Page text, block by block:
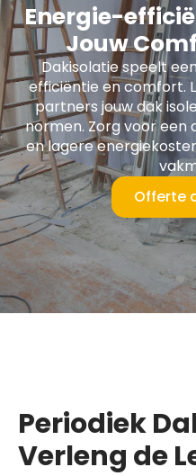
Energie-
Jouw
Dakisolatie speelt
efficiëntie en comfort.
partners jouw dak
normen. Zorg voor een
en lagere
Offerte
Periodiek
Verleng de